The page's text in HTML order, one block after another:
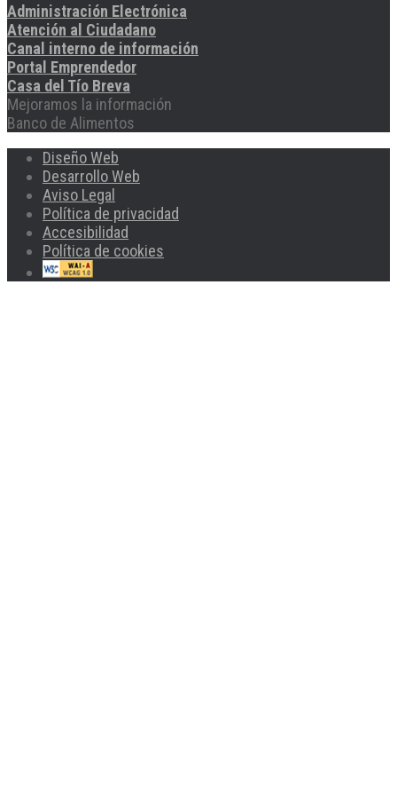
Administración Electrónica
Atención al Ciudadano
Canal interno de información
Portal Emprendedor
Casa del Tío Breva
Mejoramos la información
Banco de Alimentos
Diseño Web
Desarrollo Web
Aviso Legal
Política de privacidad
Accesibilidad
Política de cookies